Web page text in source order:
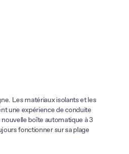
Les matériaux isolants et les
une expérience de conduite
boîte automatique à 3
fonctionner sur sa plage